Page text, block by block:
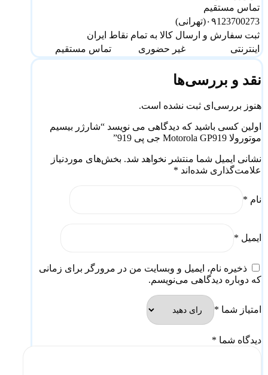
تماس مستقیم
۰۹123700273(تهرانی)
ثبت سفارش و ارسال کالا به تمام نقاط ایران
اینترنتی
غیر حضوری تماس مستقیم
نقد و بررسی‌ها
هنوز بررسی‌ای ثبت نشده است.
اولین کسی باشید که دیدگاهی می نویسد “شارژر بیسیم
موتورولا Motorola GP919 جی پی 919”
نشانی ایمیل شما منتشر نخواهد شد. بخش‌های موردنیاز
علامت‌گذاری شده‌اند *
نام *
ایمیل *
ذخیره نام، ایمیل و وبسایت من در مرورگر برای زمانی
که دوباره دیدگاهی می‌نویسم.
امتیاز شما *
دیدگاه شما *